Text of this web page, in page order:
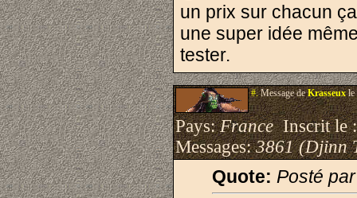
un prix sur chacun
une super idée
tester.
#.Message deKrasseuxle
Pays:FranceInscrit le
Messages:3861 (Djinn
Quote: Posté